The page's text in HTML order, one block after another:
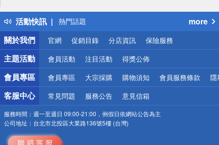
活動快訊
得獎公告
熱門話題
銀行優惠
偏遠地區配送
詐騙網頁！請小心！
more
關於我們
官網 促銷目錄 分店資訊 保險服務
主題活動 會員活動 注目活動 得獎公佈
會員專區 會員專區 大宗採購 購物須知 會員服務條款 隱
客服中心 常見問題 服務公告 意見信箱
服務時間： 週一至週日 09:00-21:00，例假日依網站公告為主
公司地址： 台北市北投區大業路136號5樓 (台灣)